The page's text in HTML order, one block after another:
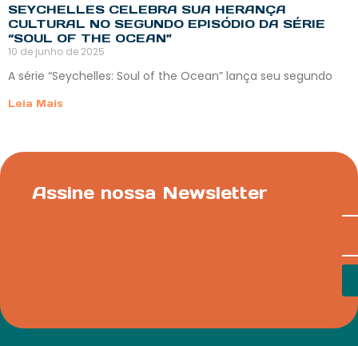
SEYCHELLES CELEBRA SUA HERANÇA
CULTURAL NO SEGUNDO EPISÓDIO DA SÉRIE
“SOUL OF THE OCEAN”
10 de junho de 2025
A série “Seychelles: Soul of the Ocean” lança seu segundo
Leia Mais
Assine nossa Newsletter